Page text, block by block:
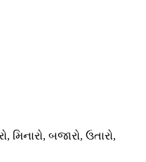
મિનારો, બજારો, ઉતારો,